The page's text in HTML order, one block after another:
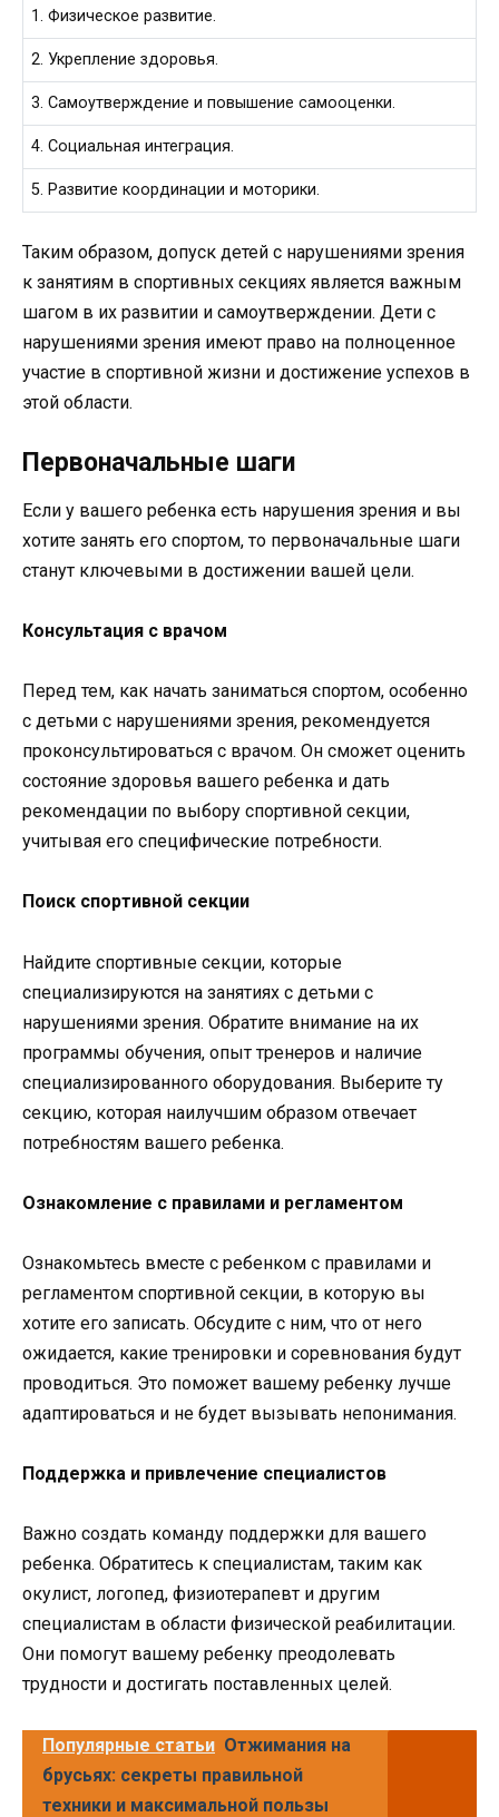
1. Физическое развитие.
2. Укрепление здоровья.
3. Самоутверждение и повышение самооценки.
4. Социальная интеграция.
5. Развитие координации и моторики.
Таким образом, допуск детей с нарушениями зрения
к занятиям в спортивных секциях является важным
шагом в их развитии и самоутверждении. Дети с
нарушениями зрения имеют право на полноценное
участие в спортивной жизни и достижение успехов в
этой области.
Первоначальные шаги
Если у вашего ребенка есть нарушения зрения и вы
хотите занять его спортом, то первоначальные шаги
станут ключевыми в достижении вашей цели.
Консультация с врачом
Перед тем, как начать заниматься спортом, особенно
с детьми с нарушениями зрения, рекомендуется
проконсультироваться с врачом. Он сможет оценить
состояние здоровья вашего ребенка и дать
рекомендации по выбору спортивной секции,
учитывая его специфические потребности.
Поиск спортивной секции
Найдите спортивные секции, которые
специализируются на занятиях с детьми с
нарушениями зрения. Обратите внимание на их
программы обучения, опыт тренеров и наличие
специализированного оборудования. Выберите ту
секцию, которая наилучшим образом отвечает
потребностям вашего ребенка.
Ознакомление с правилами и регламентом
Ознакомьтесь вместе с ребенком с правилами и
регламентом спортивной секции, в которую вы
хотите его записать. Обсудите с ним, что от него
ожидается, какие тренировки и соревнования будут
проводиться. Это поможет вашему ребенку лучше
адаптироваться и не будет вызывать непонимания.
Поддержка и привлечение специалистов
Важно создать команду поддержки для вашего
ребенка. Обратитесь к специалистам, таким как
окулист, логопед, физиотерапевт и другим
специалистам в области физической реабилитации.
Они помогут вашему ребенку преодолевать
трудности и достигать поставленных целей.
Популярные статьи Отжимания на
брусьях: секреты правильной
техники и максимальной пользы